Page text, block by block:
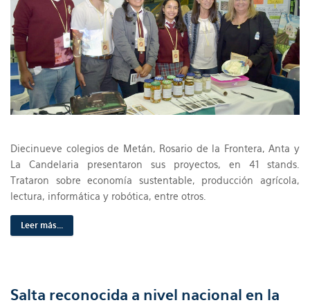
Diecinueve colegios de Metán, Rosario de la Frontera, Anta y
La Candelaria presentaron sus proyectos, en 41 stands.
Trataron sobre economía sustentable, producción agrícola,
lectura, informática y robótica, entre otros.
Leer más...
Salta reconocida a nivel nacional en la